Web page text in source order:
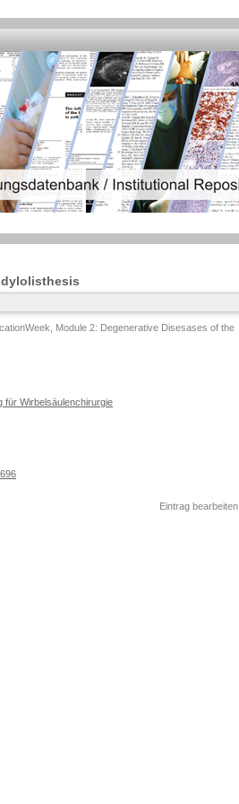
Module 2: Degenerative Disesases of the
für Wirbelsäulenchirurgie
Eintrag bearbeiten